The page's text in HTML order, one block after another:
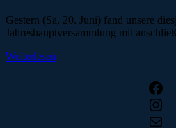
Gestern (Sa, 20. Juni) fand unsere
Jahreshauptversammlung mit
Weiterlesen
E-Mail